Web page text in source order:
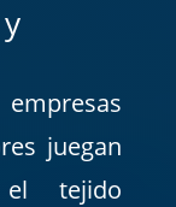
juegan
tejido